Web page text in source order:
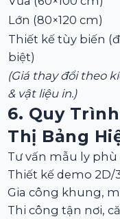
Lớn (80×120 cm)
Thiết kế tùy biến
biệt)
(Giá thay đổi theo
& vật liệu in.)
6. Quy
Thị Bảng
Tư vấn mẫu ly phù
Thiết kế demo 2D/
Gia công khung,
Thi công tận nơi,